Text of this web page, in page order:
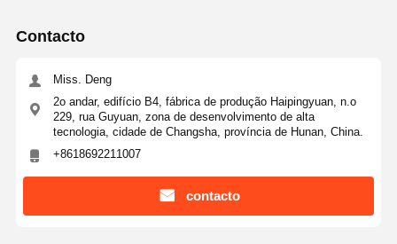
Contacto
Miss. Deng
2o andar, edifício B4, fábrica de produção Haipingyuan, n.o
229, rua Guyuan, zona de desenvolvimento de alta
tecnologia, cidade de Changsha, província de Hunan, China.
+8618692211007
contacto